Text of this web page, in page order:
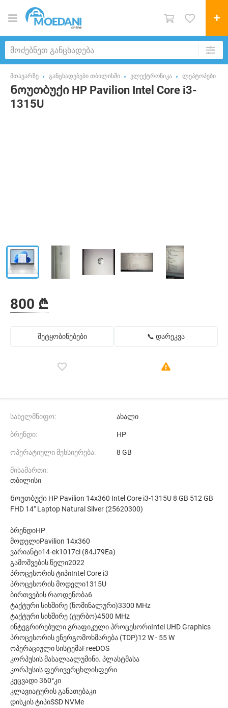
მთავარზე განცხადებები თბილისში ელექტრონიკა ლეპტოპები
Ნოუთბუქი HP Pavilion Intel Core i3-
1315U
800 ₾
შეტყობინებები 📞 დარეკვა
სახელმწიფო: ახალი
ბრენდი: HP
ოპერატიული მეხსიერება: 8 GB
მისამართი:
თბილისი
Ნოუთბუქი HP Pavilion 14x360 Intel Core i3-1315U 8 GB 512 GB
FHD 14" Laptop Natural Silver (25620300)
ბრენდიHP
მოდელიPavilion 14x360
ვარიანტი14-ek1017ci (84J79Ea)
გამოშვების წელი2022
პროცესორის ტიპიIntel Core i3
პროცესორის მოდელი1315U
ბირთვების რაოდენობა6
ტაქტური სიხშირე (ნომინალური)3300 MHz
ტაქტური სიხშირე (ტურბო)4500 MHz
ინტეგრირებული გრაფიკული პროცესორიIntel UHD Graphics
პროცესორის ენერგომოხმარება (TDP)12 W - 55 W
ოპერაციული სისტემაFreeDOS
კორპუსის მასალაალუმინი. პლასტმასა
კორპუსის ფერივერცხლისფერი
კეცვადი 360°კი
კლავიატურის განათებაკი
დისკის ტიპიSSD NVMe